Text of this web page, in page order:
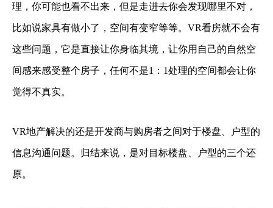
理，你可能也看不出来，但是走进去你会发现哪里不对，
比如说家具有做小了，空间有变窄等等。VR看房就不会有
这些问题，它是直接让你身临其境，让你用自己的自然空
间感来感受整个房子，任何不是1：1处理的空间都会让你
觉得不真实。
VR地产解决的还是开发商与购房者之间对于楼盘、户型的
信息沟通问题。归结来说，是对目标楼盘、户型的三个还
原。